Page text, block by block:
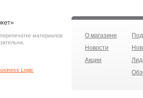
материалов
Logic
О магазине
Новости
Акции